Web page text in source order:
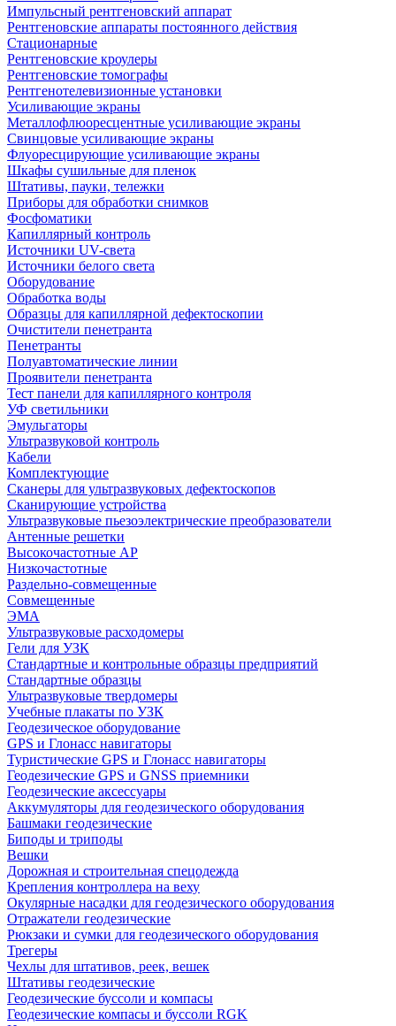
Импульсный рентгеновский аппарат
Рентгеновские аппараты постоянного действия
Стационарные
Рентгеновские кроулеры
Рентгеновские томографы
Рентгенотелевизионные установки
Усиливающие экраны
Металлофлюоресцентные усиливающие экраны
Свинцовые усиливающие экраны
Флуоресцирующие усиливающие экраны
Шкафы сушильные для пленок
Штативы, пауки, тележки
Приборы для обработки снимков
Фосфоматики
Капиллярный контроль
Источники UV-света
Источники белого света
Оборудование
Обработка воды
Образцы для капиллярной дефектоскопии
Очистители пенетранта
Пенетранты
Полуавтоматические линии
Проявители пенетранта
Тест панели для капиллярного контроля
УФ светильники
Эмульгаторы
Ультразвуковой контроль
Кабели
Комплектующие
Сканеры для ультразвуковых дефектоскопов
Сканирующие устройства
Ультразвуковые пьезоэлектрические преобразователи
Антенные решетки
Высокочастотные АР
Низкочастотные
Раздельно-совмещенные
Совмещенные
ЭМА
Ультразвуковые расходомеры
Гели для УЗК
Стандартные и контрольные образцы предприятий
Стандартные образцы
Ультразвуковые твердомеры
Учебные плакаты по УЗК
Геодезическое оборудование
GPS и Глонасс навигаторы
Туристические GPS и Глонасс навигаторы
Геодезические GPS и GNSS приемники
Геодезические аксессуары
Аккумуляторы для геодезического оборудования
Башмаки геодезические
Биподы и триподы
Вешки
Дорожная и строительная спецодежда
Крепления контроллера на веху
Окулярные насадки для геодезического оборудования
Отражатели геодезические
Рюкзаки и сумки для геодезического оборудования
Трегеры
Чехлы для штативов, реек, вешек
Штативы геодезические
Геодезические буссоли и компасы
Геодезические компасы и буссоли RGK